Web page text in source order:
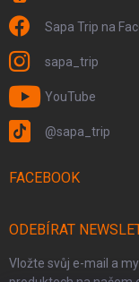
Sapa Trip na
sapa_trip
YouTube
@sapa_trip
FACEBOOK
ODEBÍRAT
Vložte svůj e-mail a